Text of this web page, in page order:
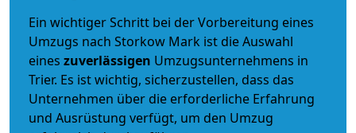
Ein wichtiger Schritt bei der Vorbereitung eines
Umzugs nach Storkow Mark ist die Auswahl
eines zuverlässigen Umzugsunternehmens in
Trier. Es ist wichtig, sicherzustellen, dass das
Unternehmen über die erforderliche Erfahrung
und Ausrüstung verfügt, um den Umzug